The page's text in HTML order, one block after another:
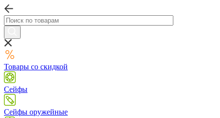
Товары со скидкой
Сейфы
Сейфы оружейные